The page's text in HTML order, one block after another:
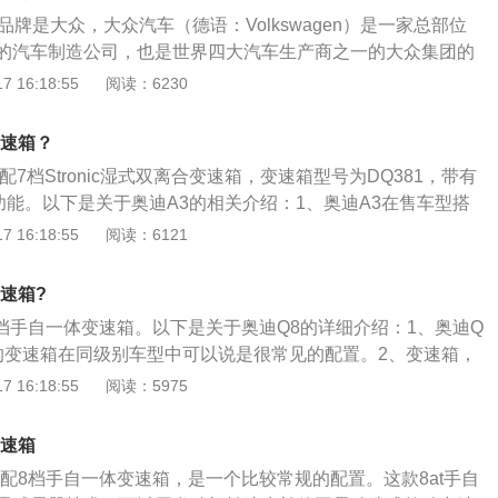
操作，会在车辆没有停稳时直接挂入反向挡位，这样对变速
，长时间的话会造成打齿等故障；不要频繁D挡爬陡坡。在
手动模式限定低速档位或用运动模式来保护变速箱；不能长
用拖车绳等，用车辆直接拖拽。
牌是大众，大众汽车（德语：Volkswagen）是一家总部位
汽车制造公司，也是世界四大汽车生产商之一的大众集团的
用的变速箱全部为7速双离合变速箱，7速动力换挡采用干式
中，要注意以下几点：不可长时间不更换变速箱油。虽然现
壳体等部件的损坏。避免长时间空挡滑行。在驾驶手动挡车
会采用空挡滑行的操作，但对自动挡车型来说，空挡滑行会
、再次挂入D挡时会产生一定冲击。切忌在没停稳时挂入D/R
齿轮的伤害较高，长时间的话会造成打齿等故障。不要频繁
一些陡坡路段时，自动挡车辆往往会因为高负荷而过热，或
力，这时可以用手动模式限定低速档位或用运动模式来保护
上，而不能使用拖车绳等，用车辆直接拖拽。
16:18:55 阅读：6230
箱？
7档Stronic湿式双离合变速箱，变速箱型号为DQ381，带有
。以下是关于奥迪A3的相关介绍：1、奥迪A3在售车型搭
动机，采用前置前驱的驱动方式。1.4T版本发动机最大输出
公布的百公里综合油耗为5.7L。2、2.0T版本发动机最大输
部公布的百公里综合油耗为6.2L。
16:18:55 阅读：6121
箱?
手自一体变速箱。以下是关于奥迪Q8的详细介绍：1、奥迪Q
速箱在同级别车型中可以说是很常见的配置。2、变速箱，
可以根据发动机在工作过程中的状态来补偿动力的震动。
迪旗下全新的旗舰产品，是一款中大型运动SUV，和宝马X6
16:18:55 阅读：5975
箱
8档手自一体变速箱，是一个比较常规的配置。这款8at手自